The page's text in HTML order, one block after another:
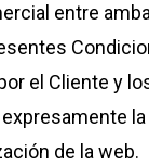
entre
el Cliente y
de la web.